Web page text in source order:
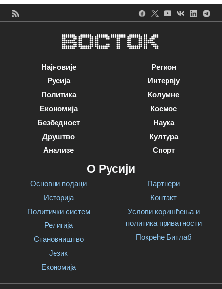
Најновије
Русија
Политика
Економија
Безбедност
Друштво
Анализе
Регион
Интервју
Колумне
Космос
Наука
Култура
Спорт
О Русији
Основни подаци
Историја
Политички систем
Религија
Становништво
Језик
Економија
Партнери
Контакт
Услови коришћења и
политика приватности
Покреће Битлаб